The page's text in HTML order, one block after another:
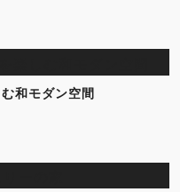
和モダン空間